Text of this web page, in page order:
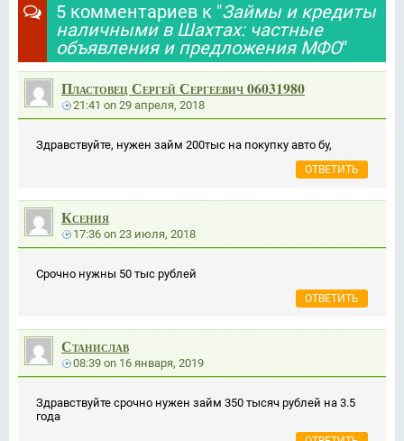
5 комментариев к "Займы и кредиты
наличными в Шахтах: частные
объявления и предложения МФО"
Пластовец Сергей Сергеевич 06031980
21:41on29 апреля, 2018
Здравствуйте, нужен займ 200тыс на покупку авто бу,
ОТВЕТИТЬ
Ксения
17:36on23 июля, 2018
Срочно нужны 50 тыс рублей
ОТВЕТИТЬ
Станислав
08:39on16 января, 2019
Здравствуйте срочно нужен займ 350 тысяч рублей на 3.5
года